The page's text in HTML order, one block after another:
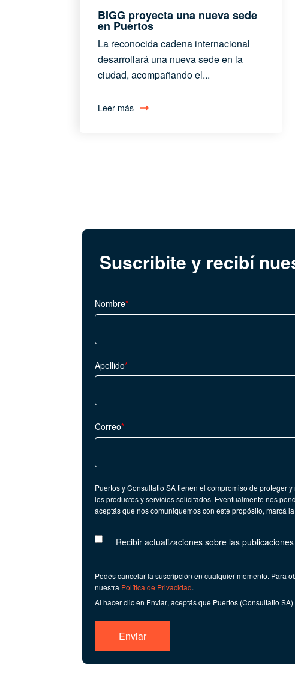
BIGG proyecta una nueva sede
en Puertos
La reconocida cadena internacional
desarrollará una nueva sede en la
ciudad, acompañando el...
Leer más
Suscribite y recibí
Nombre*
Apellido*
Correo*
Puertos y Consultatio SA tienen el compromiso de proteger
los productos y servicios solicitados. Eventualmente nos
aceptás que nos comuniquemos con este propósito, marcá
Recibir actualizaciones sobre las
Podés cancelar la suscripción en cualquier momento. Para
nuestra Política de Privacidad.
Al hacer clic en Enviar, aceptás que Puertos (Consultatio